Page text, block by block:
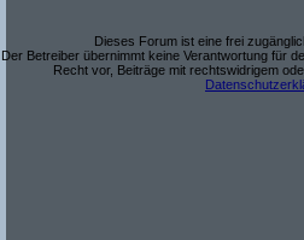
Dieses Forum ist eine frei
Der Betreiber übernimmt keine Verantwortung für
Recht vor, Beiträge mit rechtswidrigem